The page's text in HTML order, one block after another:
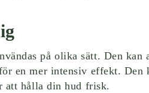
på olika sätt. Den
en mer intensiv effekt. Den
att hålla din hud frisk.